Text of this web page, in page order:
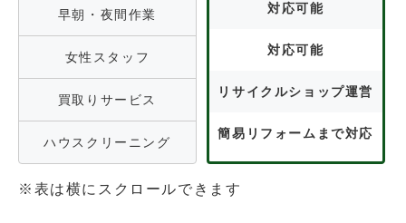
早朝・夜間作業
女性スタッフ
買取りサービス
ハウスクリーニング
対応可能
対応可能
リサイクルショップ運営
簡易リフォームまで対応
※表は横にスクロールできます